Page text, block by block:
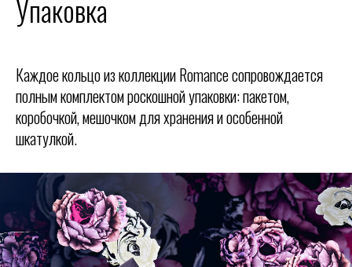
Упаковка
Каждое кольцо из коллекции Romance сопровождается
полным комплектом роскошной упаковки: пакетом,
коробочкой, мешочком для хранения и особенной
шкатулкой.